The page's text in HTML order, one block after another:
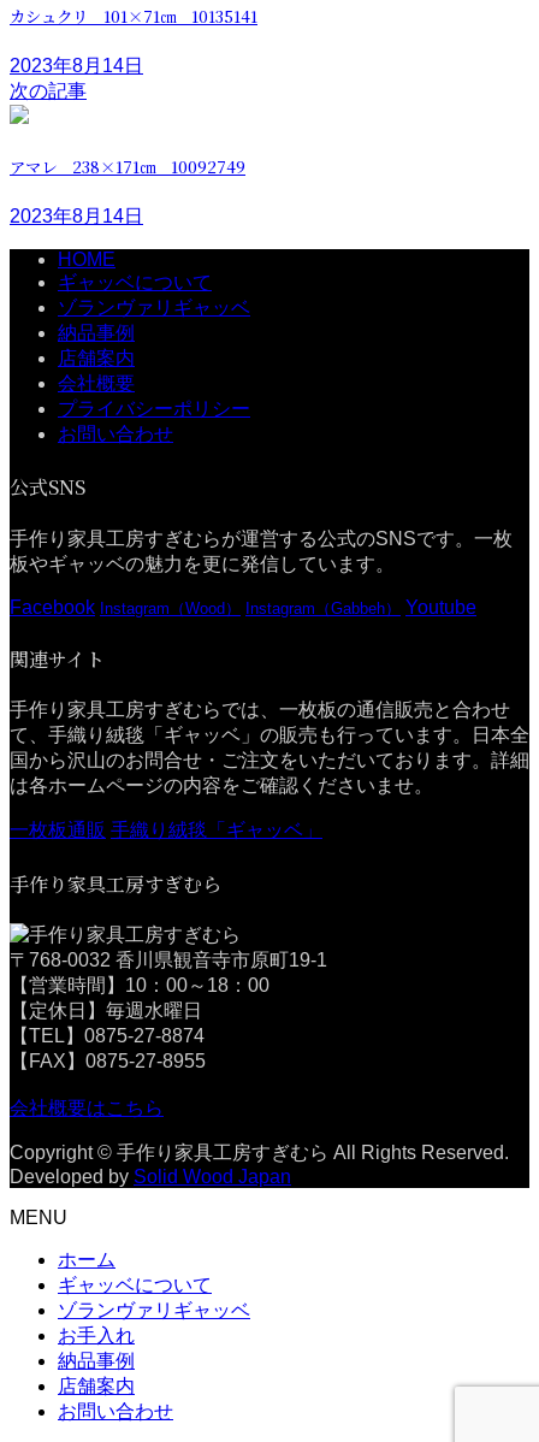
カシュクリ 101×71㎝ 10135141
2023年8月14日
次の記事
アマレ 238×171㎝ 10092749
2023年8月14日
HOME
ギャッベについて
ゾランヴァリギャッベ
納品事例
店舗案内
会社概要
プライバシーポリシー
お問い合わせ
公式SNS
手作り家具工房すぎむらが運営する公式のSNSです。一枚
板やギャッベの魅力を更に発信しています。
Facebook Instagram（Wood） Instagram（Gabbeh） Youtube
関連サイト
手作り家具工房すぎむらでは、一枚板の通信販売と合わせ
て、手織り絨毯「ギャッベ」の販売も行っています。日本全
国から沢山のお問合せ・ご注文をいただいております。詳細
は各ホームページの内容をご確認くださいませ。
一枚板通販 手織り絨毯「ギャッベ」
手作り家具工房すぎむら
〒768-0032 香川県観音寺市原町19-1
【営業時間】10：00～18：00
【定休日】毎週水曜日
【TEL】0875-27-8874
【FAX】0875-27-8955
会社概要はこちら
Copyright © 手作り家具工房すぎむら All Rights Reserved.
Developed by Solid Wood Japan
MENU
ホーム
ギャッベについて
ゾランヴァリギャッベ
お手入れ
納品事例
店舗案内
お問い合わせ